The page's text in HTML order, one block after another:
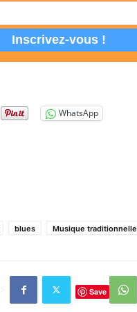
WhatsApp
blues Musique traditionnelle
Save